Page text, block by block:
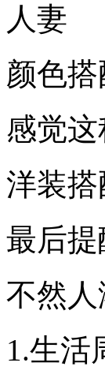
人妻
颜色
感觉
洋装
最后
不然
1.生活